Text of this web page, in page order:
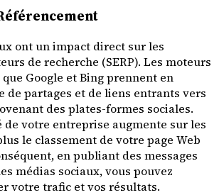
ont un impact direct sur les
de recherche (SERP). Les moteurs
Google et Bing prennent en
de partages et de liens entrants vers
des plates-formes sociales.
votre entreprise augmente sur les
le classement de votre page Web
en publiant des messages
médias sociaux, vous pouvez
votre trafic et vos résultats.